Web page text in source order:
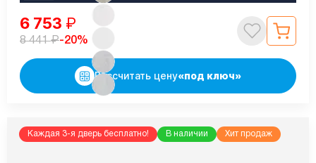
6 753 ₽
8 441₽-20%
Рассчитать цену«под ключ»
Каждая 3-я дверь бесплатно! В наличии Хит продаж